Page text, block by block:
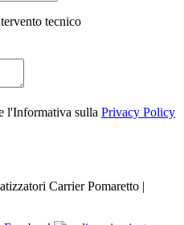
tecnico
l'Informativa sulla Privacy Policy
Carrier Pomaretto |